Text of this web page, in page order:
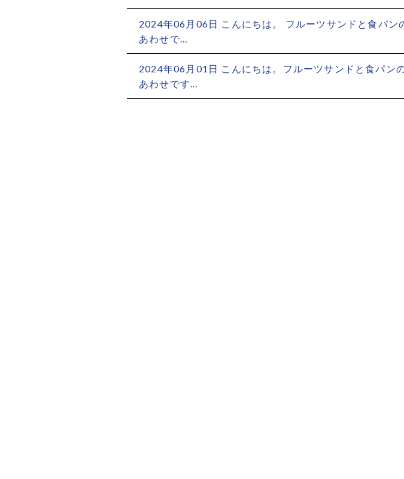
2024年06月06日 こんにちは。 フルーツサンドと食パン
あわせで…
2024年06月01日 こんにちは。フルーツサンドと食パン
あわせです…